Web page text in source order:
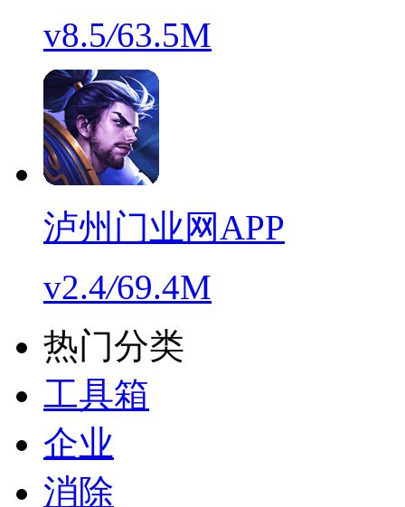
v8.5/63.5M
泸州门业网APP
v2.4/69.4M
热门分类
工具箱
企业
消除